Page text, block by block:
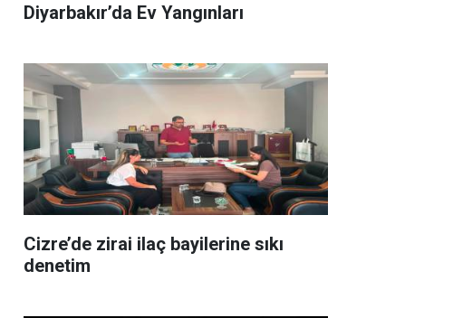
Diyarbakır’da Ev Yangınları
Cizre’de zirai ilaç bayilerine sıkı
denetim